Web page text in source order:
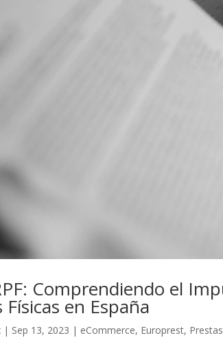
Comprendiendo el
Físicas en España
| Sep 13, 2023 | eCommerce, Europrest,